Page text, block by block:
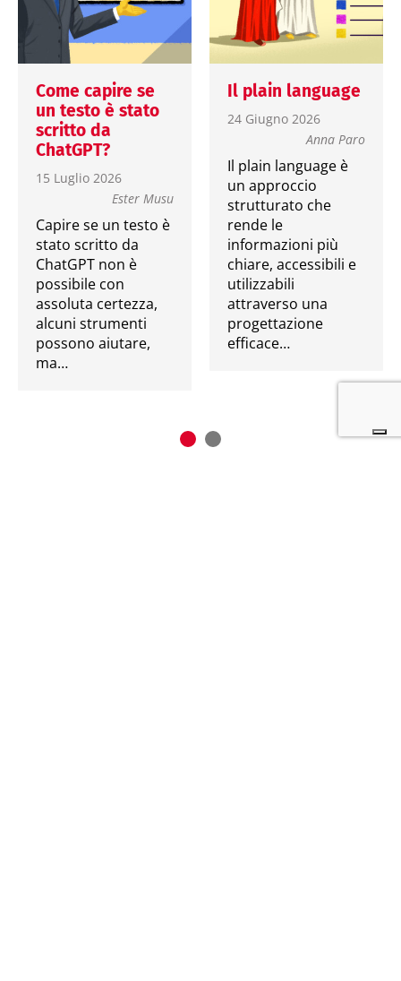
Come capire se
un testo è stato
scritto da
ChatGPT?
15 Luglio 2026
Ester Musu
Capire se un testo è
stato scritto da
ChatGPT non è
possibile con
assoluta certezza,
alcuni strumenti
possono aiutare,
ma…
Il plain language
24 Giugno 2026
Anna Paro
Il plain language è
un approccio
strutturato che
rende le
informazioni più
chiare, accessibili e
utilizzabili
attraverso una
progettazione
efficace…